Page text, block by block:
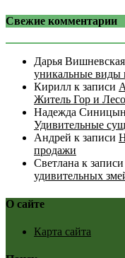
Свежие комментарии
Дарья Вишневская
уникальные виды
Кирилл к записи
Житель Гор и
Надежда
Удивительные
Андрей к записи
продажи
Светлана к записи
удивительных
О сайте
Карта сайта